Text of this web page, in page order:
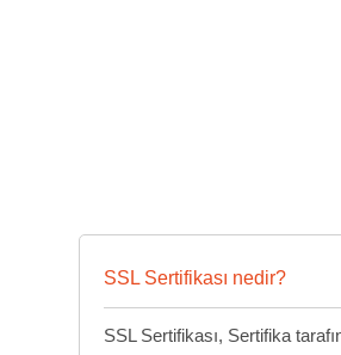
SSL Sertifikası nedir?
SSL Sertifikası, Sertifika